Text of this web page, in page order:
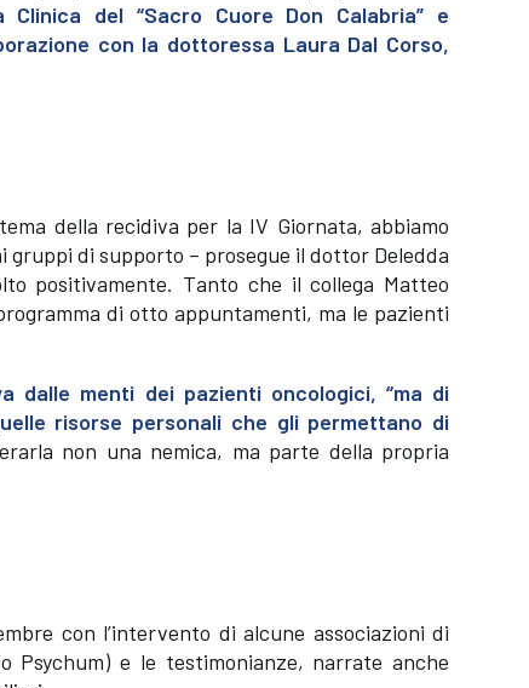
del “Sacro Cuore Don Calabria” e
con la dottoressa Laura Dal Corso,
della recidiva per la IV Giornata, abbiamo
di supporto – prosegue il dottor Deledda
positivamente. Tanto che il collega Matteo
di otto appuntamenti, ma le pazienti
dalle menti dei pazienti oncologici, “ma di
risorse personali che gli permettano di
non una nemica, ma parte della propria
con l’intervento di alcune associazioni di
Psychum) e le testimonianze, narrate anche